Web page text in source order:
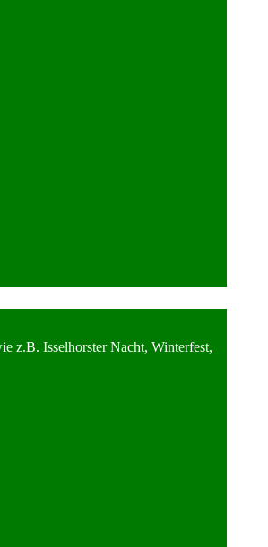
z.B. Isselhorster Nacht, Winterfest,